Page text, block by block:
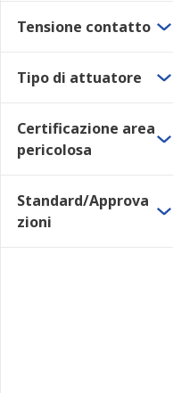
Tensione contatto
Tipo di attuatore
Certificazione area
pericolosa
Standard/Approva
zioni